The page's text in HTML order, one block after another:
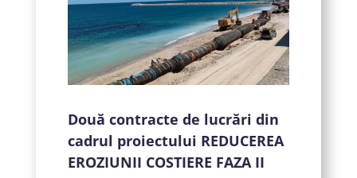
Două contracte de lucrări din
cadrul proiectului REDUCEREA
EROZIUNII COSTIERE FAZA II